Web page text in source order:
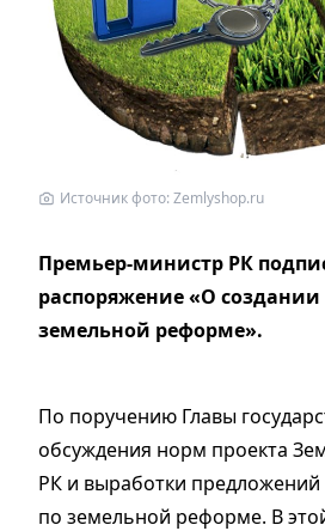
Источник фото: Zemlyshop.ru
Премьер-министр РК
распоряжение «О
земельной реформе».
По поручению Главы
обсуждения норм проекта
РК и выработки предложений
по земельной реформе. В